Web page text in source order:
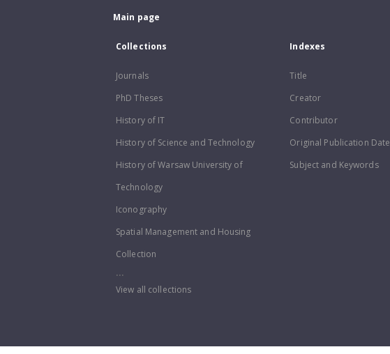
Main page
Collections
Journals
PhD Theses
History of IT
History of Science and Technology
History of Warsaw University of
Technology
Iconography
Spatial Management and Housing
Collection
...
View all collections
Indexes
Title
Creator
Contributor
Original Publication Date
Subject and Keywords